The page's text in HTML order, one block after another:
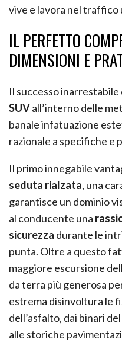
vive e lavora nel traffico
IL PERFETTO
DIMENSIONI E
Il successo
SUVall’interno delle
banale infatuazione
razionale a specifiche e
Il primo innegabile
seduta rialzata, una
garantisce un dominio
al conducente una
sicurezza durante le
punta. Oltre a questo
maggiore escursione
da terra più generosa
estrema disinvoltura le
dell’asfalto, dai binari
alle storiche